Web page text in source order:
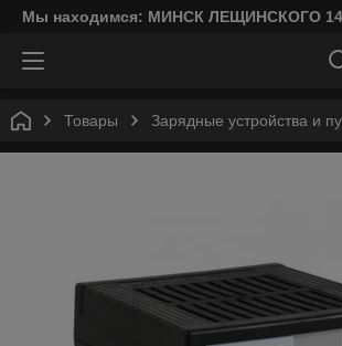
Мы находимся: МИНСК ЛЕЩИНСКОГО
Товары Зарядные устройства и